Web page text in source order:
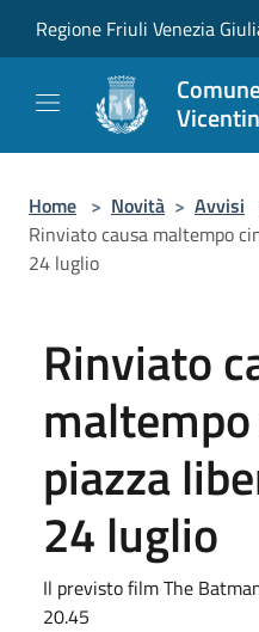
Regione Friuli Venezia
Home > Novità > Avvisi
Rinviato causa maltempo
24 luglio
Rinviato
piazza
24 luglio
Il previsto film The
20.45